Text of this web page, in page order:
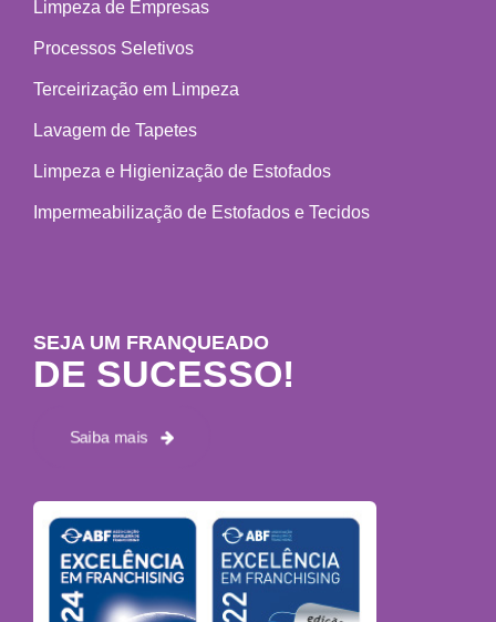
Limpeza de Empresas
Processos Seletivos
Terceirização em Limpeza
Lavagem de Tapetes
Limpeza e Higienização de Estofados
Impermeabilização de Estofados e Tecidos
SEJA UM FRANQUEADO
DE SUCESSO!
Saiba mais